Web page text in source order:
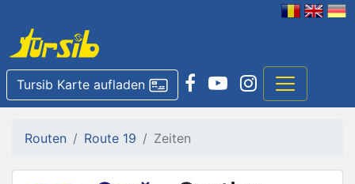
Tursib Karte aufladen
Routen Route 19 Zeiten